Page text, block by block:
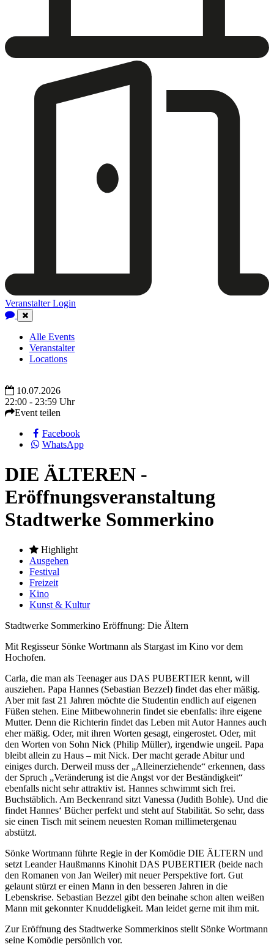
Veranstalter Login
Close
Navigation
Alle Events
Veranstalter
Locations
10.07.2026
22:00 - 23:59 Uhr
Event teilen
Facebook
WhatsApp
DIE ÄLTEREN -
Eröffnungsveranstaltung
Stadtwerke Sommerkino
Highlight
Ausgehen
Festival
Freizeit
Kino
Kunst & Kultur
Stadtwerke Sommerkino Eröffnung: Die Ältern
Mit Regisseur Sönke Wortmann als Stargast im Kino vor dem
Hochofen.
Carla, die man als Teenager aus DAS PUBERTIER kennt, will
ausziehen. Papa Hannes (Sebastian Bezzel) findet das eher mäßig.
Aber mit fast 21 Jahren möchte die Studentin endlich auf eigenen
Füßen stehen. Eine Mitbewohnerin findet sie ebenfalls: ihre eigene
Mutter. Denn die Richterin findet das Leben mit Autor Hannes auch
eher mäßig. Oder, mit ihren Worten gesagt, eingerostet. Oder, mit
den Worten von Sohn Nick (Philip Müller), irgendwie ungeil. Papa
bleibt allein zu Haus – mit Nick. Der macht gerade Abitur und
einiges durch. Derweil muss der „Alleinerziehende“ erkennen, dass
der Spruch „Veränderung ist die Angst vor der Beständigkeit“
ebenfalls nicht sehr attraktiv ist. Hannes schwimmt sich frei.
Buchstäblich. Am Beckenrand sitzt Vanessa (Judith Bohle). Und die
findet Hannes‘ Bücher perfekt und steht auf Stabilität. So sehr, dass
sie einen Tisch mit seinem neuesten Roman millimetergenau
abstützt.
Sönke Wortmann führte Regie in der Komödie DIE ÄLTERN und
setzt Leander Haußmanns Kinohit DAS PUBERTIER (beide nach
den Romanen von Jan Weiler) mit neuer Perspektive fort. Gut
gelaunt stürzt er einen Mann in den besseren Jahren in die
Lebenskrise. Sebastian Bezzel gibt den beinahe schon alten weißen
Mann mit gekonnter Knuddeligkeit. Man leidet gerne mit ihm mit.
Zur Eröffnung des Stadtwerke Sommerkinos stellt Sönke Wortmann
seine Komödie persönlich vor.